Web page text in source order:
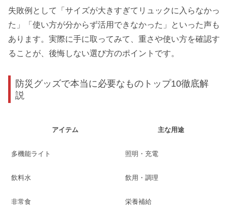
失敗例として「サイズが大きすぎてリュックに入らなかっ
た」「使い方が分からず活用できなかった」といった声も
あります。実際に手に取ってみて、重さや使い方を確認す
ることが、後悔しない選び方のポイントです。
防災グッズで本当に必要なものトップ10徹底解
説
アイテム 主な用途
多機能ライト 照明・充電
飲料水 飲用・調理
非常食 栄養補給